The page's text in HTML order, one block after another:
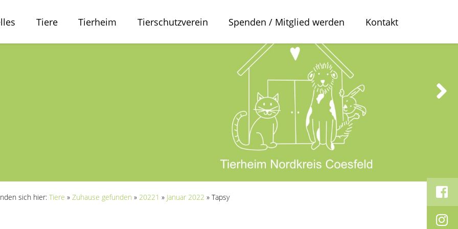
Tiere Tierheim Tierschutzverein Spenden / Mitglied werden Kontakt
sich hier: Tiere » Zuhause gefunden » 20221 » Januar 2022 » Tapsy